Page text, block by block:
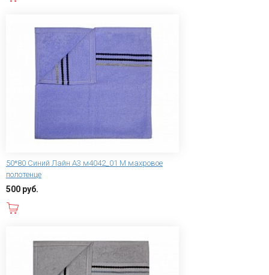
50*80 Синий Лайн А3 м4042_01 M махровое
полотенце
500 руб.